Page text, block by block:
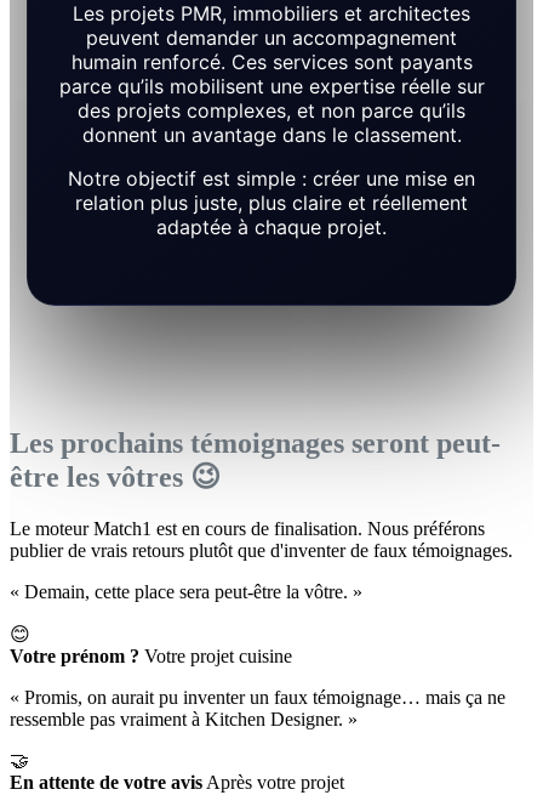
Les projets PMR, immobiliers et architectes
peuvent demander un accompagnement
humain renforcé. Ces services sont payants
parce qu’ils mobilisent une expertise réelle sur
des projets complexes, et non parce qu’ils
donnent un avantage dans le classement.
Notre objectif est simple : créer une mise en
relation plus juste, plus claire et réellement
adaptée à chaque projet.
Les prochains témoignages seront peut-
être les vôtres 😉
Le moteur Match1 est en cours de finalisation. Nous préférons
publier de vrais retours plutôt que d'inventer de faux témoignages.
« Demain, cette place sera peut-être la vôtre. »
😊
Votre prénom ? Votre projet cuisine
« Promis, on aurait pu inventer un faux témoignage… mais ça ne
ressemble pas vraiment à Kitchen Designer. »
🤝
En attente de votre avis Après votre projet